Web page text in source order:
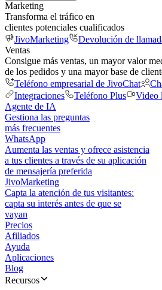
Marketing
Transforma el tráfico en
clientes potenciales cualificados
JivoMarketing
Devolución de
Ventas
Consigue más ventas, un mayor valor
de los pedidos y una mayor base de
Teléfono empresarial de JivoChat
Integraciones
Teléfono Plus Video
Agente de IA
Gestiona las preguntas
más frecuentes
WhatsApp
Aumenta las ventas y ofrece asistencia
a tus clientes a través de su aplicación
de mensajería preferida
JivoMarketing
Capta la atención de tus visitantes:
capta su interés antes de que se
vayan
Precios
Afiliados
Ayuda
Aplicaciones
Blog
Recursos